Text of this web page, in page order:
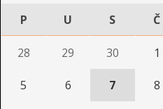
P U S Č
28 29 30 1
5 6 7 8